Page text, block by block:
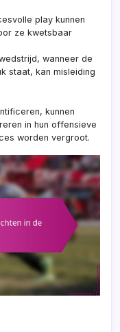
play kunnen
ze kwetsbaar
wanneer de
staat, kan misleiding
kunnen
in hun offensieve
worden vergroot.